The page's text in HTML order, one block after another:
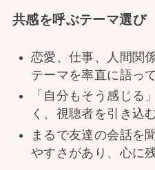
共感を呼ぶテーマ選び
恋愛、仕事、人間関
テーマを率直に語っ
「自分もそう感じる
く、視聴者を引き込
まるで友達の会話を
やすさがあり、心に